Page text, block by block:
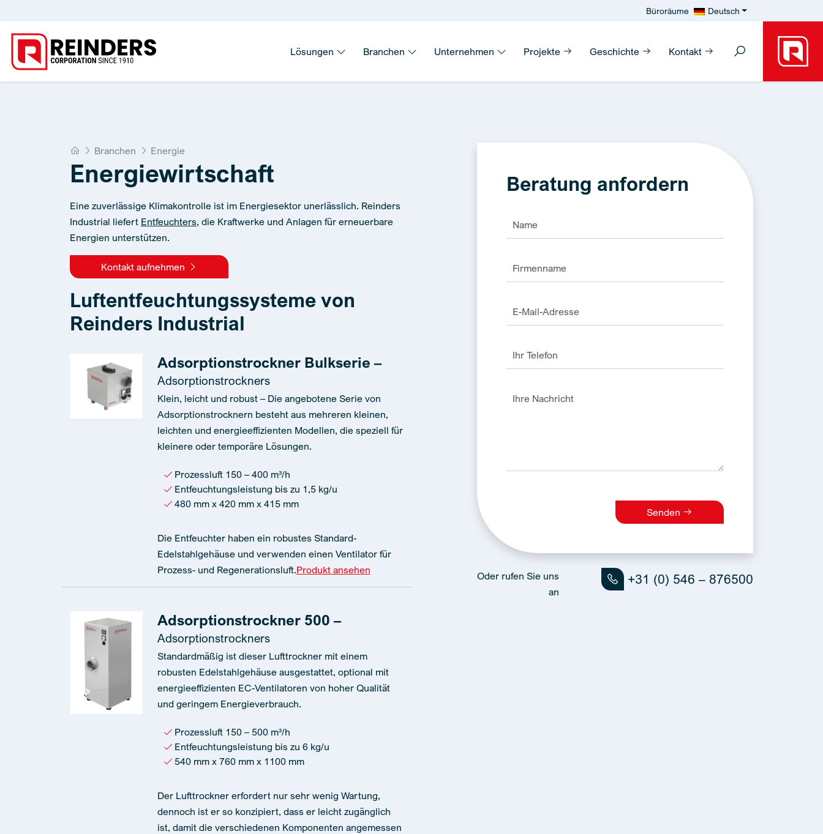
Büroräume Deutsch
Lösungen Branchen Unternehmen Projekte Geschichte Kontakt
Home
Branchen Energie
Energiewirtschaft
Eine zuverlässige Klimakontrolle ist im Energiesektor unerlässlich. Reinders
Industrial liefert Entfeuchters, die Kraftwerke und Anlagen für erneuerbare
Energien unterstützen.
Kontakt aufnehmen
Luftentfeuchtungssysteme von
Reinders Industrial
Adsorptionstrockner Bulkserie –
Adsorptionstrockners
Klein, leicht und robust – Die angebotene Serie von
Adsorptionstrocknern besteht aus mehreren kleinen,
leichten und energieeffizienten Modellen, die speziell für
kleinere oder temporäre Lösungen.
Prozessluft 150 – 400 m³/h
Entfeuchtungsleistung bis zu 1,5 kg/u
480 mm x 420 mm x 415 mm
Die Entfeuchter haben ein robustes Standard-
Edelstahlgehäuse und verwenden einen Ventilator für
Prozess- und Regenerationsluft.Produkt ansehen
Adsorptionstrockner 500 –
Adsorptionstrockners
Standardmäßig ist dieser Lufttrockner mit einem
robusten Edelstahlgehäuse ausgestattet, optional mit
energieeffizienten EC-Ventilatoren von hoher Qualität
und geringem Energieverbrauch.
Prozessluft 150 – 500 m³/h
Entfeuchtungsleistung bis zu 6 kg/u
540 mm x 760 mm x 1100 mm
Der Lufttrockner erfordert nur sehr wenig Wartung,
dennoch ist er so konzipiert, dass er leicht zugänglich
ist, damit die verschiedenen Komponenten angemessen
Beratung anfordern
Senden
Oder rufen Sie uns
an
+31 (0) 546 – 876500